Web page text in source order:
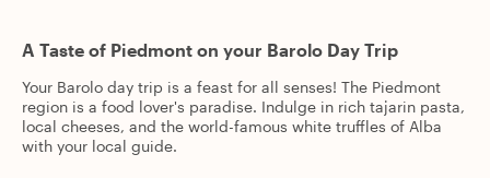
A Taste of Piedmont on your Barolo Day Trip
Your Barolo day trip is a feast for all senses! The Piedmont
region is a food lover's paradise. Indulge in rich tajarin pasta,
local cheeses, and the world-famous white truffles of Alba
with your local guide.